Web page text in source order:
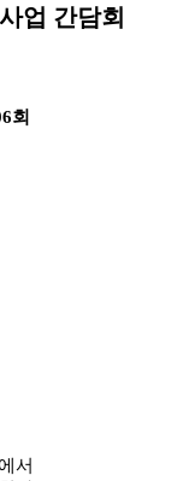
업 간담회
회
서